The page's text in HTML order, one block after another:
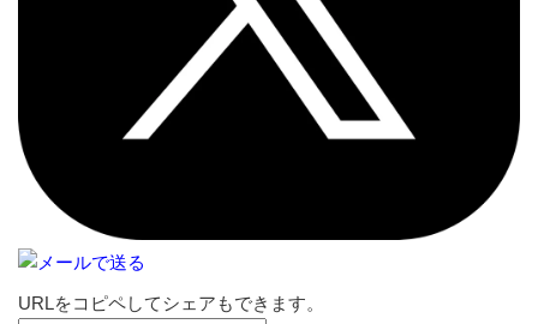
URLをコピペしてシェアもできます。